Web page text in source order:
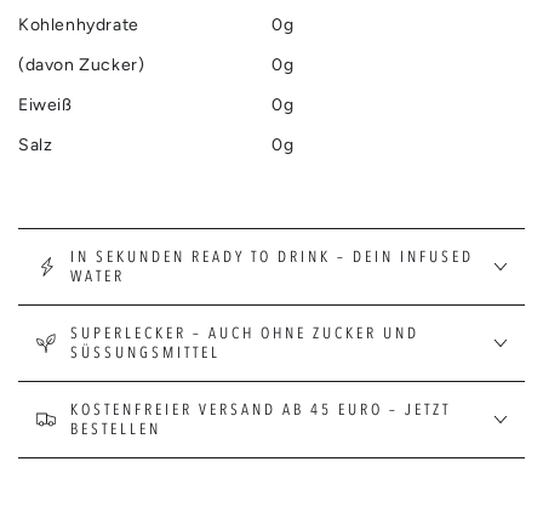
Kohlenhydrate
0g
(davon Zucker)
0g
Eiweiß
0g
Salz
0g
IN SEKUNDEN READY TO DRINK – DEIN INFUSED
WATER
SUPERLECKER – AUCH OHNE ZUCKER UND
SÜSSUNGSMITTEL
KOSTENFREIER VERSAND AB 45 EURO – JETZT
BESTELLEN